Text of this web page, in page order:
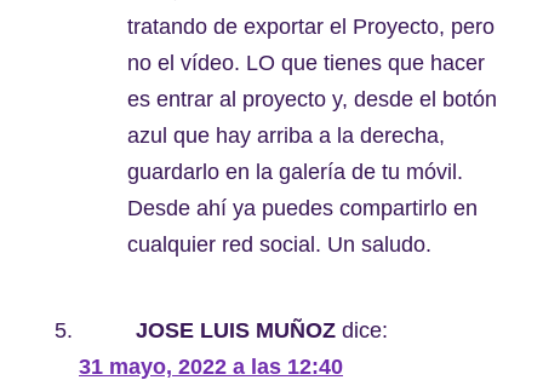
tratando de exportar el Proyecto, pero
no el vídeo. LO que tienes que hacer
es entrar al proyecto y, desde el botón
azul que hay arriba a la derecha,
guardarlo en la galería de tu móvil.
Desde ahí ya puedes compartirlo en
cualquier red social. Un saludo.
JOSE LUIS MUÑOZ dice:
31 mayo, 2022 a las 12:40